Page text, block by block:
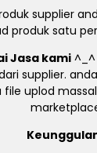
supplier
produk satu
Jasa kami ^_^
supplier.
uplod